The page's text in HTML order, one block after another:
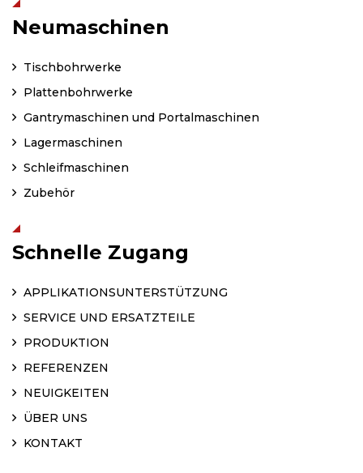
Neumaschinen
Tischbohrwerke
Plattenbohrwerke
Gantrymaschinen und Portalmaschinen
Lagermaschinen
Schleifmaschinen
Zubehör
Schnelle Zugang
APPLIKATIONSUNTERSTÜTZUNG
SERVICE UND ERSATZTEILE
PRODUKTION
REFERENZEN
NEUIGKEITEN
ÜBER UNS
KONTAKT